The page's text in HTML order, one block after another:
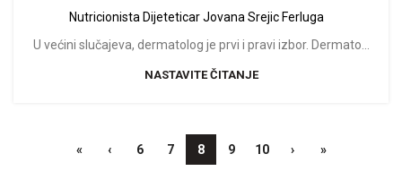
Nutricionista Dijeteticar Jovana Srejic Ferluga
U većini slučajeva, dermatolog je prvi i pravi izbor. Dermato...
NASTAVITE ČITANJE
« ‹ 6 7 8 9 10 › »